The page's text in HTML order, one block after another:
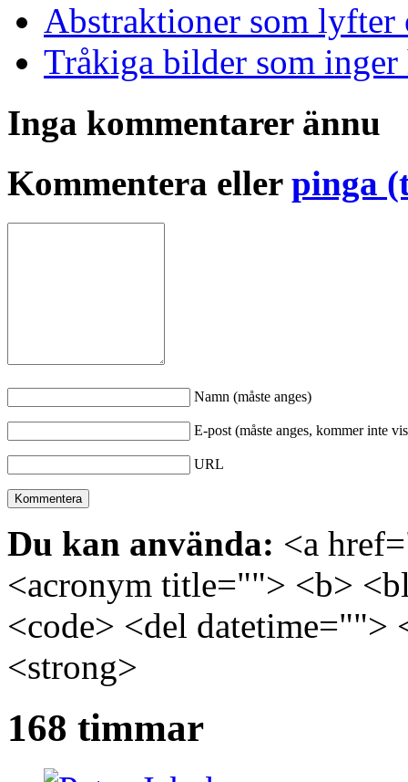
Abstraktioner som lyfter
Tråkiga bilder som inger
Inga kommentarer ännu
Kommentera eller pinga
Namn (måste anges)
E-post (måste anges, kommer inte
URL
Du kan använda: <a
<acronym title=""> <b>
<code> <del
<strong>
168 timmar